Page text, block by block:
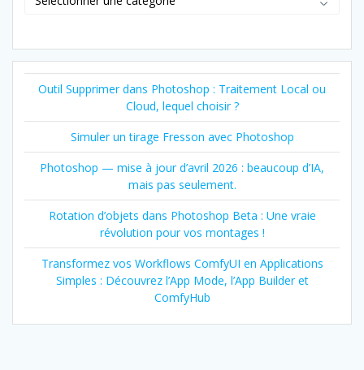
Outil Supprimer dans Photoshop : Traitement Local ou
Cloud, lequel choisir ?
Simuler un tirage Fresson avec Photoshop
Photoshop — mise à jour d’avril 2026 : beaucoup d’IA,
mais pas seulement.
Rotation d’objets dans Photoshop Beta : Une vraie
révolution pour vos montages !
Transformez vos Workflows ComfyUI en Applications
Simples : Découvrez l’App Mode, l’App Builder et
ComfyHub